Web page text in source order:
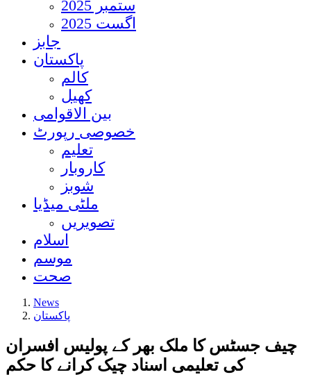
ستمبر 2025
اگست 2025
جابز
پاکستان
کالم
کھیل
بین الاقوامی
خصوصی رپورٹ
تعلیم
کاروبار
شوبز
ملٹی میڈیا
تصویریں
اسلام
موسم
صحت
News
پاکستان
چیف جسٹس کا ملک بھر کے پولیس افسران
کی تعلیمی اسناد چیک کرانے کا حکم